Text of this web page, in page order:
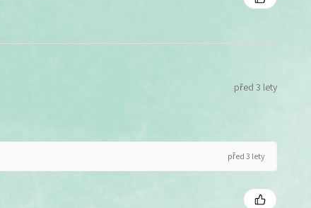
před 3 lety
před 3 lety